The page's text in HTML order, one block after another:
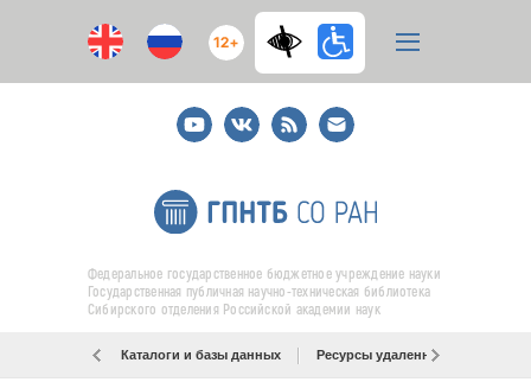
12+
YoutubeВКонтакте
RSS
E-
mail
подписка
Федеральное государственное бюджетное учреждение науки
Государственная публичная научно-техническая библиотека
Сибирского отделения Российской академии наук
Каталоги и базы данных Ресурсы удаленного доступа